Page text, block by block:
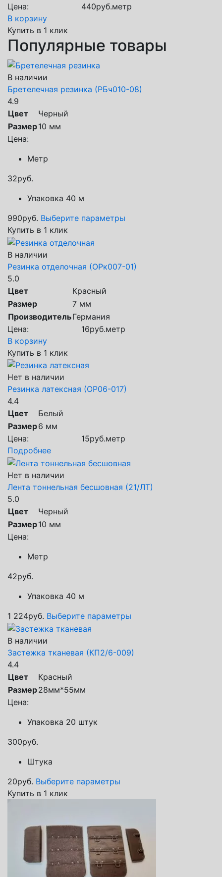
Цена:
440руб.метр
В корзину
Купить в 1 клик
Популярные товары
В наличии
Бретелечная резинка (РБч010-08)
4.9
Цвет
Черный
Размер10 мм
Цена:
Метр
32руб.
Упаковка 40 м
990руб. Выберите параметры
Купить в 1 клик
В наличии
Резинка отделочная (ОРк007-01)
5.0
Цвет
Красный
Размер
7 мм
ПроизводительГермания
Цена:
16руб.метр
В корзину
Купить в 1 клик
Нет в наличии
Резинка латексная (ОР06-017)
4.4
Цвет
Белый
Размер6 мм
Цена:
15руб.метр
Подробнее
Нет в наличии
Лента тоннельная бесшовная (21/ЛТ)
5.0
Цвет
Черный
Размер10 мм
Цена:
Метр
42руб.
Упаковка 40 м
1 224руб. Выберите параметры
В наличии
Застежка тканевая (КП2/6-009)
4.4
Цвет
Красный
Размер28мм*55мм
Цена:
Упаковка 20 штук
300руб.
Штука
20руб. Выберите параметры
Купить в 1 клик